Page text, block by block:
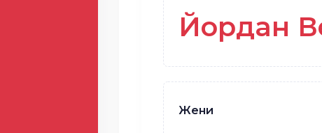
Йордан
Жени